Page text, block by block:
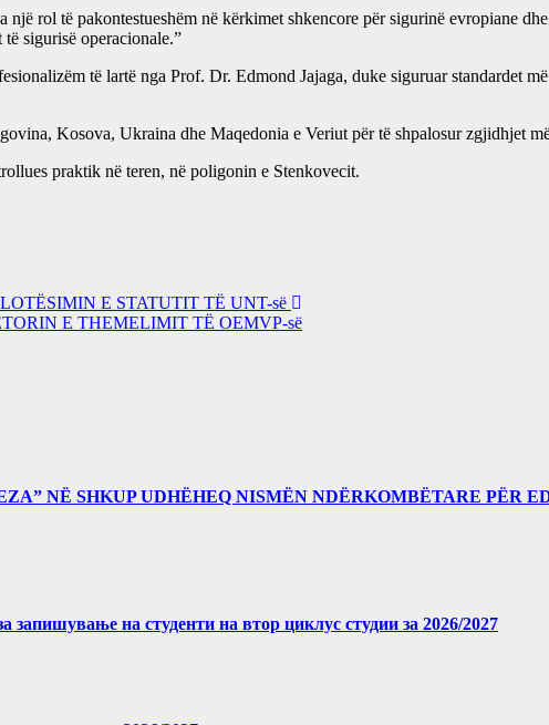
rol të pakontestueshëm në kërkimet shkencore për sigurinë evropiane
sigurisë operacionale.”
të lartë nga Prof. Dr. Edmond Jajaga, duke siguruar standardet
Kosova, Ukraina dhe Maqedonia e Veriut për të shpalosur zgjidhjet
praktik në teren, në poligonin e Stenkovecit.
E STATUTIT TË UNT-së
E THEMELIMIT TË OEMVP-së
NË SHKUP UDHËHEQ NISMËN NDËRKOMBËTARE PËR
на студенти на втор циклус студии за 2026/2027